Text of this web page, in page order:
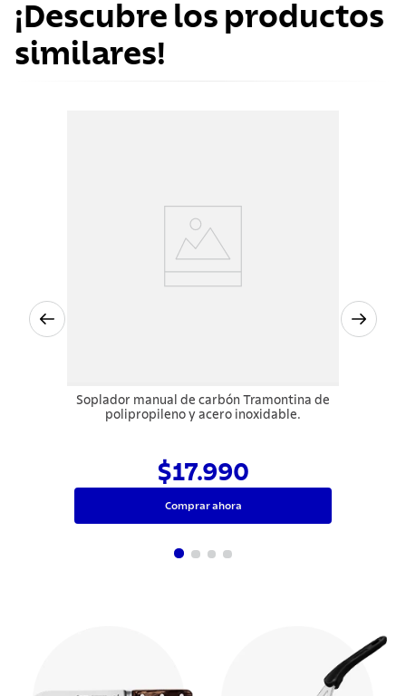
¡Descubre los productos
similares!
Soplador manual de carbón Tramontina de
polipropileno y acero inoxidable.
$17.990
Comprar ahora